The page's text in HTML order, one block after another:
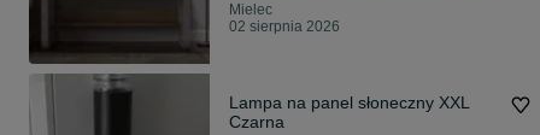
Mielec
02 sierpnia 2026
Lampa na panel słoneczny XXL
Czarna